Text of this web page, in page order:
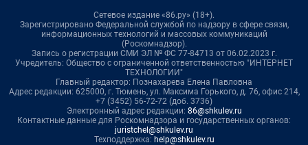
Сетевое издание «86.ру» (18+).
Зарегистрировано Федеральной службой по надзору в сфере связи,
информационных технологий и массовых коммуникаций
(Роскомнадзор).
Запись о регистрации СМИ ЭЛ № ФС 77-84713 от 06.02.2023 г.
Учредитель: Общество с ограниченной ответственностью "ИНТЕРНЕТ
ТЕХНОЛОГИИ"
Главный редактор: Познахарева Елена Павловна
Адрес редакции: 625000, г. Тюмень, ул. Максима Горького, д. 76, офис 214,
+7 (3452) 56-72-72 (доб. 3736)
Электронный адрес редакции: 86@shkulev.ru
Контактные данные для Роскомнадзора и государственных органов:
juristchel@shkulev.ru
Техподдержка: help@shkulev.ru